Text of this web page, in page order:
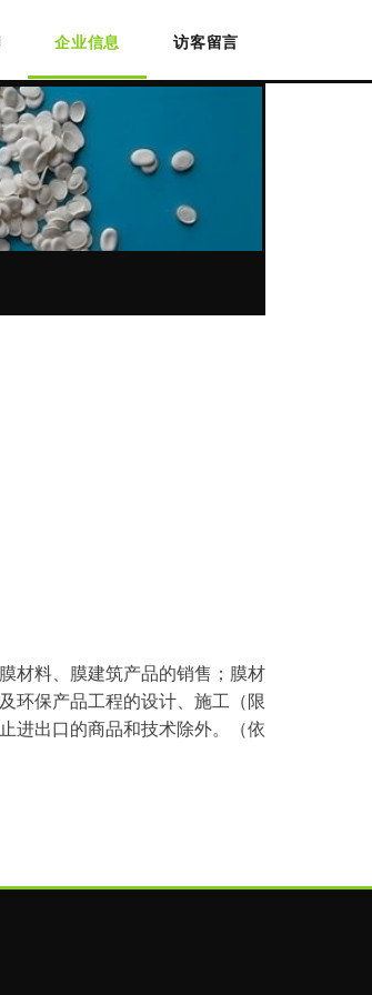
企业信息 访客留言
材料、膜建筑产品的销售；膜材
环保产品工程的设计、施工（限
进出口的商品和技术除外。（依